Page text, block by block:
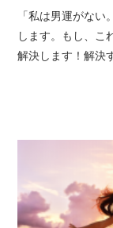
「私は男運がな
します。もし、こ
解決します！解決